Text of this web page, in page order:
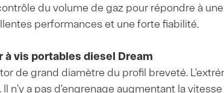
du volume de gaz pour répondre à
performances et une forte fiabilité.
vis portables diesel Dream
de grand diamètre du profil breveté.
n'y a pas d'engrenage augmentant la